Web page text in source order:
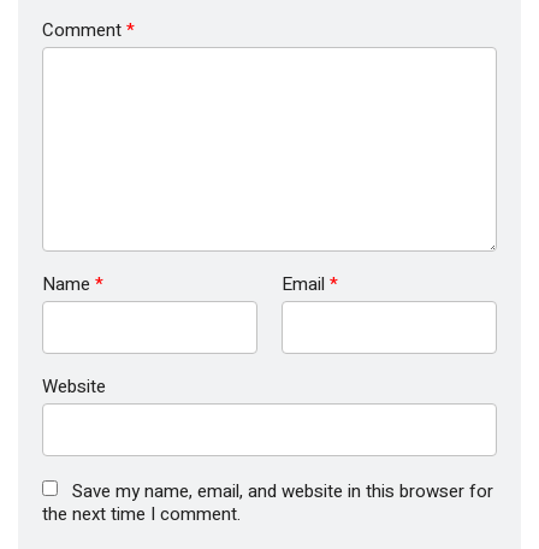
Comment*
Name * Email *
Website
Save my name, email, and website in this browser for
the next time I comment.